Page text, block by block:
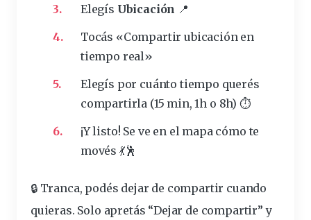
Elegís Ubicación 📍
Tocás «Compartir ubicación en
tiempo real»
Elegís por cuánto tiempo querés
compartirla (15 min, 1h o 8h) ⏱️
¡Y listo! Se ve en el mapa cómo te
movés 💃🕺
🔒 Tranca, podés dejar de compartir cuando
quieras. Solo apretás “Dejar de compartir” y